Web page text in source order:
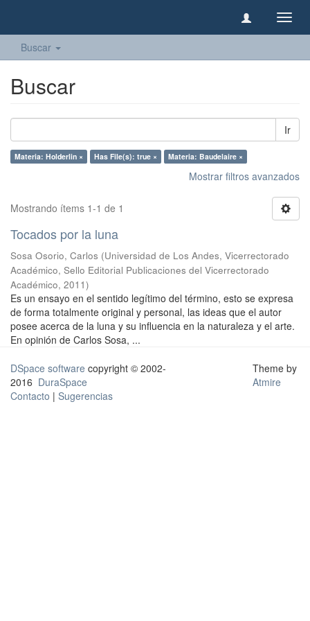
Buscar
Buscar
Ir
Materia: Holderlin × Has File(s): true × Materia: Baudelaire ×
Mostrar filtros avanzados
Mostrando ítems 1-1 de 1
Tocados por la luna
Sosa Osorio, Carlos (Universidad de Los Andes, Vicerrectorado
Académico, Sello Editorial Publicaciones del Vicerrectorado
Académico, 2011)
Es un ensayo en el sentido legítimo del término, esto se expresa
de forma totalmente original y personal, las ideas que el autor
posee acerca de la luna y su influencia en la naturaleza y el arte.
En opinión de Carlos Sosa, ...
DSpace software copyright © 2002-
2016 DuraSpace
Contacto | Sugerencias
Theme by
Atmire